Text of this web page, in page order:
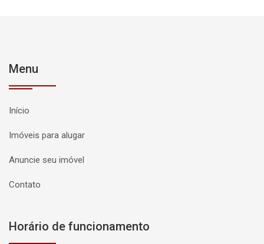
Menu
Início
Imóveis para alugar
Anuncie seu imóvel
Contato
Horário de funcionamento